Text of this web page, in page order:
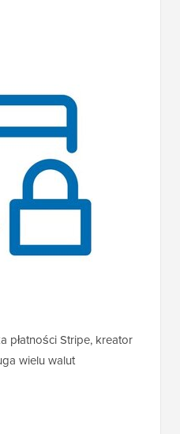
płatności Stripe, kreator
wielu walut